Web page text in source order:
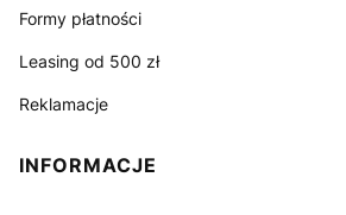
Formy płatności
Leasing od 500 zł
Reklamacje
INFORMACJE